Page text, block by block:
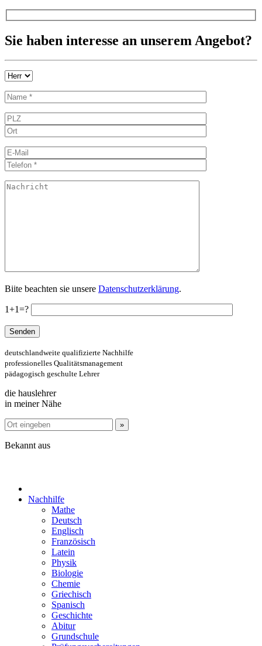
Sie haben interesse an unserem Angebot?
Biite beachten sie unsere Datenschutzerklärung.
1+1=?
deutschlandweite qualifizierte Nachhilfe
professionelles Qualitätsmanagement
pädagogisch geschulte Lehrer
die hauslehrer
in meiner Nähe
Bekannt aus
Nachhilfe
Mathe
Deutsch
Englisch
Französisch
Latein
Physik
Biologie
Chemie
Griechisch
Spanisch
Geschichte
Abitur
Grundschule